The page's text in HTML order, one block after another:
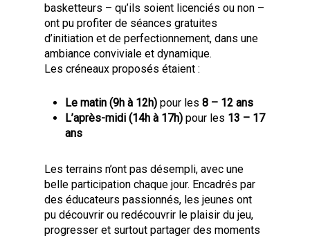
basketteurs – qu’ils soient licenciés ou non –
ont pu profiter de séances gratuites
d’initiation et de perfectionnement, dans une
ambiance conviviale et dynamique.
Les créneaux proposés étaient :
Le matin (9h à 12h) pour les8 – 12 ans
L’après-midi (14h à 17h) pour les 13 – 17
ans
Les terrains n’ont pas désempli, avec une
belle participation chaque jour. Encadrés par
des éducateurs passionnés, les jeunes ont
pu découvrir ou redécouvrir le plaisir du jeu,
progresser et surtout partager des moments